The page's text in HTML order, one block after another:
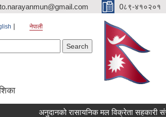
0८९-४१०२०१
नेपाली
अनुदानको रासायनिक मल विक्रेता सहकारी संस्था